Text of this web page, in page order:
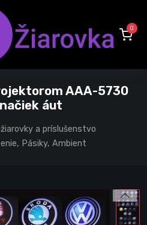
0
AAA-5730
áut
a príslušenstvo
Pásiky, Ambient